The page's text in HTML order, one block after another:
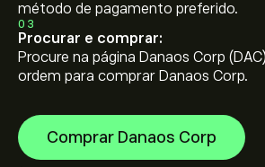
método de pagamento preferido.
03
Procurar e comprar:
Procure na página Danaos Corp
ordem para comprar Danaos Corp.
Comprar Danaos Corp